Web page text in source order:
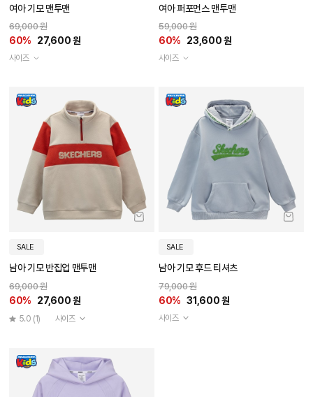
여아 기모 맨투맨
69,000 원
60% 27,600 원
사이즈
여아 퍼포먼스 맨투맨
59,000 원
60% 23,600 원
사이즈
SALE
남아 기모 반집업 맨투맨
69,000 원
60% 27,600 원
5.0 (1) 사이즈
SALE
남아 기모 후드 티셔츠
79,000 원
60% 31,600 원
사이즈